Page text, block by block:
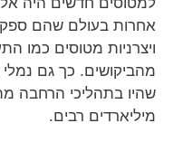
אחרות בעולם שהם
ויצרניות מטוסים כמו
מהביקושים. כך גם
שהיו בתהליכי הרחבה
מיליארדים רבים.